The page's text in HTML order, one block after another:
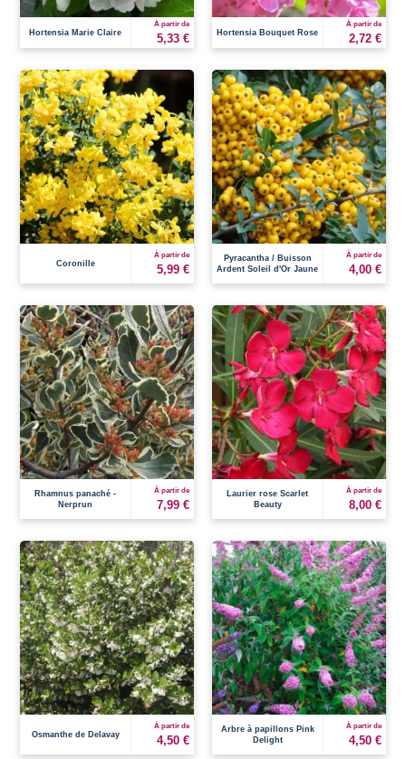
Hortensia Marie Claire
À partir de
5,33 € Hortensia Bouquet Rose
À partir de
2,72 €
Coronille
À partir de
5,99 €
Pyracantha / Buisson
Ardent Soleil d'Or Jaune
À partir de
4,00 €
Rhamnus panaché -
Nerprun
À partir de
7,99 €
Laurier rose Scarlet
Beauty
À partir de
8,00 €
Osmanthe de Delavay
À partir de
4,50 €
Arbre à papillons Pink
Delight
À partir de
4,50 €